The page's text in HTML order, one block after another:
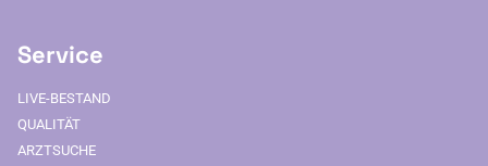
Service
LIVE-BESTAND
QUALITÄT
ARZTSUCHE